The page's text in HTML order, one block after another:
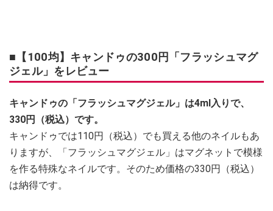
■【100均】キャンドゥの300円「フラッシュマグ
ジェル」をレビュー
キャンドゥの「フラッシュマグジェル」は4ml入りで、
330円（税込）です。
キャンドゥでは110円（税込）でも買える他のネイルもあ
りますが、「フラッシュマグジェル」はマグネットで模様
を作る特殊なネイルです。そのため価格の330円（税込）
は納得です。